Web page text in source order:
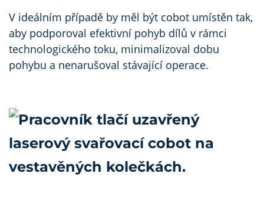
V ideálním případě by měl být cobot umístěn tak,
aby podporoval efektivní pohyb dílů v rámci
technologického toku, minimalizoval dobu
pohybu a nenarušoval stávající operace.